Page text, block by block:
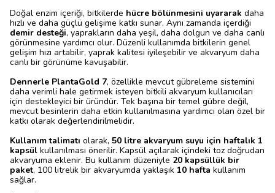
Doğal enzim içeriği, bitkilerde hücre bölünmesini uyararak daha
hızlı ve daha güçlü gelişime katkı sunar. Aynı zamanda içerdiği
demir desteği, yaprakların daha yeşil, daha dolgun ve daha canlı
görünmesine yardımcı olur. Düzenli kullanımda bitkilerin genel
gelişim hızı artabilir, yaprak kalitesi iyileşebilir ve akvaryum daha
canlı bir görünüme kavuşabilir.
Dennerle PlantaGold 7, özellikle mevcut gübreleme sistemini
daha verimli hale getirmek isteyen bitkili akvaryum kullanıcıları
için destekleyici bir üründür. Tek başına bir temel gübre değil,
mevcut besinlerin daha etkin kullanılmasına yardımcı olan özel bir
katkı olarak değerlendirilmelidir.
Kullanım talimatı olarak, 50 litre akvaryum suyu için haftalık 1
kapsül kullanılması önerilir. Kapsül açılarak içindeki toz doğrudan
akvaryuma eklenir. Bu kullanım düzeniyle 20 kapsüllük bir
paket, 100 litrelik bir akvaryumda yaklaşık 10 hafta kullanım
sağlar.